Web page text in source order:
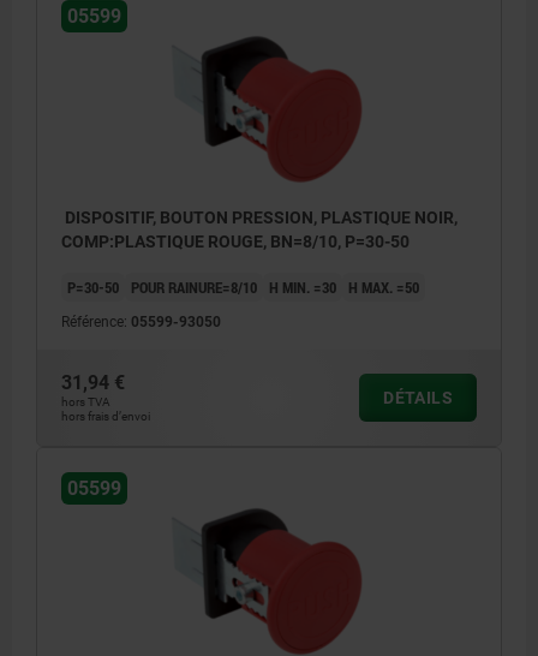
05599
DISPOSITIF, BOUTON PRESSION, PLASTIQUE NOIR,
COMP:PLASTIQUE ROUGE, BN=8/10, P=30-50
P=30-50 POUR RAINURE=8/10 H MIN. =30 H MAX. =50
Référence: 05599-93050
31,94 €
hors TVA
hors frais d’envoi
DÉTAILS
05599